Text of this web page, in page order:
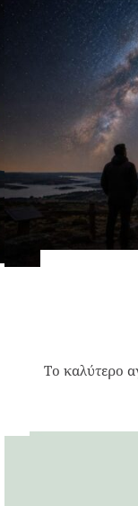
Το καλύτερο